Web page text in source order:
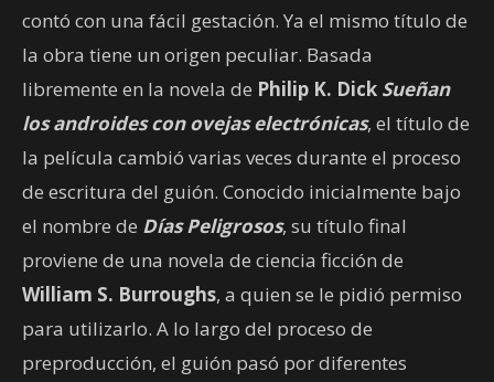
contó con una fácil gestación. Ya el mismo título de
la obra tiene un origen peculiar. Basada
libremente en la novela de Philip K. Dick Sueñan
los androides con ovejas electrónicas, el título de
la película cambió varias veces durante el proceso
de escritura del guión. Conocido inicialmente bajo
el nombre de Días Peligrosos, su título final
proviene de una novela de ciencia ficción de
William S. Burroughs, a quien se le pidió permiso
para utilizarlo. A lo largo del proceso de
preproducción, el guión pasó por diferentes